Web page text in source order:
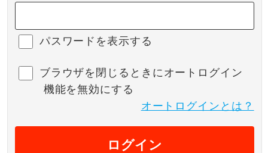
パスワードを表示する
ブラウザを閉じるときにオートログイン
機能を無効にする
オートログインとは？
ログイン